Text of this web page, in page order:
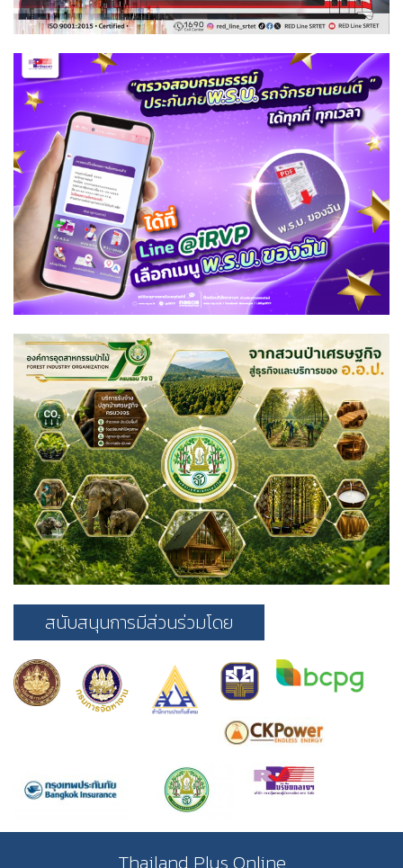
สนับสนุนการมีส่วนร่วมโดย
Thailand Plus Online